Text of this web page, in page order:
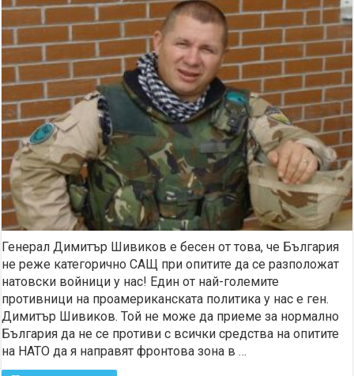
Генерал Димитър Шивиков е бесен от това, че България
не реже категорично САЩ при опитите да се разположат
натовски войници у нас! Един от най-големите
противници на проамериканската политика у нас е ген.
Димитър Шивиков. Той не може да приеме за нормално
България да не се противи с всички средства на опитите
на НАТО да я направят фронтова зона в …